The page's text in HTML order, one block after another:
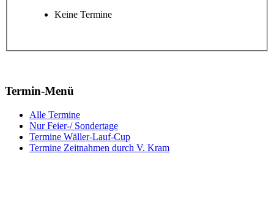
Keine Termine
Termin-Menü
Alle Termine
Nur Feier-/ Sondertage
Termine Wäller-Lauf-Cup
Termine Zeitnahmen durch V. Kram